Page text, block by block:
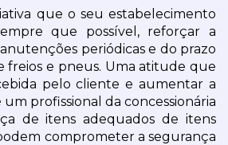
que o seu estabelecimento
que possível, reforçar a
periódicas e do prazo
freios e pneus. Uma atitude que
pelo cliente e aumentar a
profissional da concessionária
de itens adequados de itens
comprometer a segurança